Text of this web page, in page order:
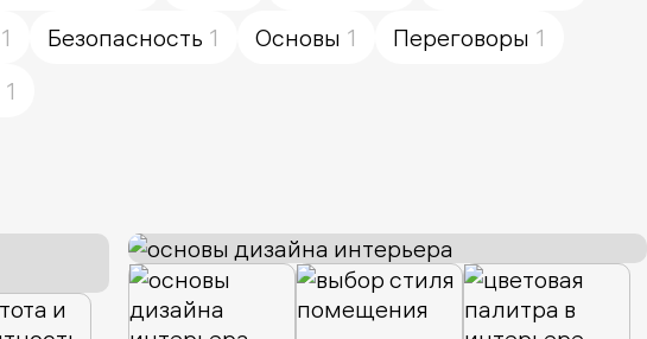
1 Безопасность 1 Основы 1 Переговоры 1
1